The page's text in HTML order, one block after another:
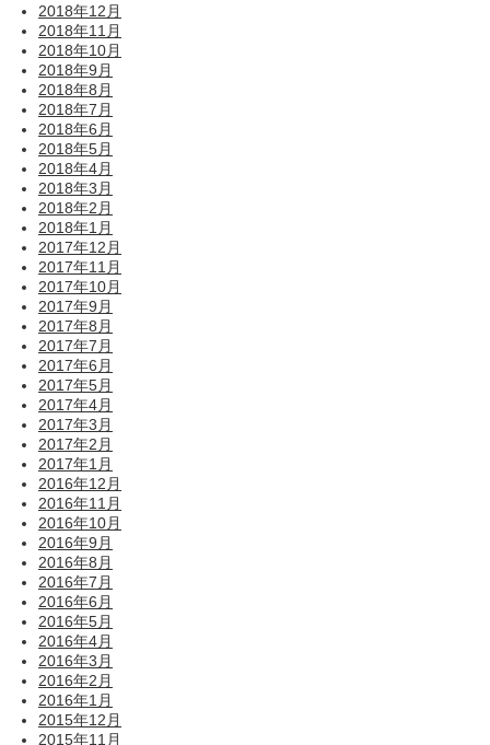
2018年12月
2018年11月
2018年10月
2018年9月
2018年8月
2018年7月
2018年6月
2018年5月
2018年4月
2018年3月
2018年2月
2018年1月
2017年12月
2017年11月
2017年10月
2017年9月
2017年8月
2017年7月
2017年6月
2017年5月
2017年4月
2017年3月
2017年2月
2017年1月
2016年12月
2016年11月
2016年10月
2016年9月
2016年8月
2016年7月
2016年6月
2016年5月
2016年4月
2016年3月
2016年2月
2016年1月
2015年12月
2015年11月